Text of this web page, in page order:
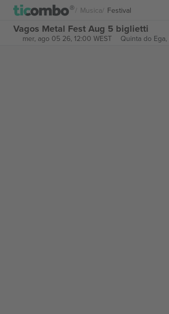
Musica Festival
Vagos Metal Fest Aug 5 biglietti
mer, ago 05 26, 12:00 WEST Quinta do Ega,